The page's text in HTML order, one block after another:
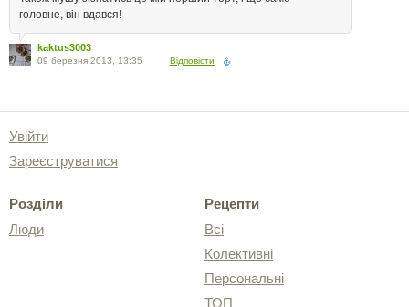
головне, він вдався!
kaktus3003
09 березня 2013, 13:35 Відповісти
Увійти
Зареєструватися
Розділи
Люди
Рецепти
Всі
Колективні
Персональні
ТОП